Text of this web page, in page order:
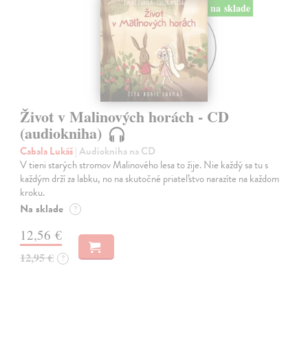
na sklade
Život v Malinových horách - CD
(audiokniha)
Cabala Lukáš| Audiokniha na CD
V tieni starých stromov Malinového lesa to žije. Nie každý sa tu s
každým drží za labku, no na skutočné priateľstvo narazíte na každom
kroku.
Na sklade ?
12,56 €
12,95 € ?